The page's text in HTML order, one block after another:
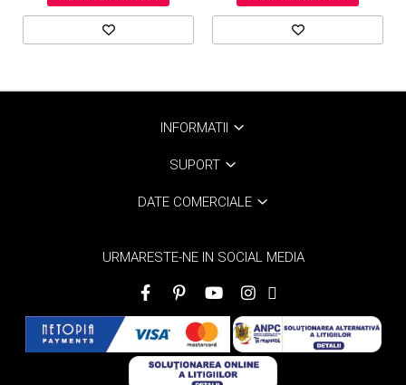
INFORMATII
SUPORT
DATE COMERCIALE
URMARESTE-NE IN SOCIAL MEDIA